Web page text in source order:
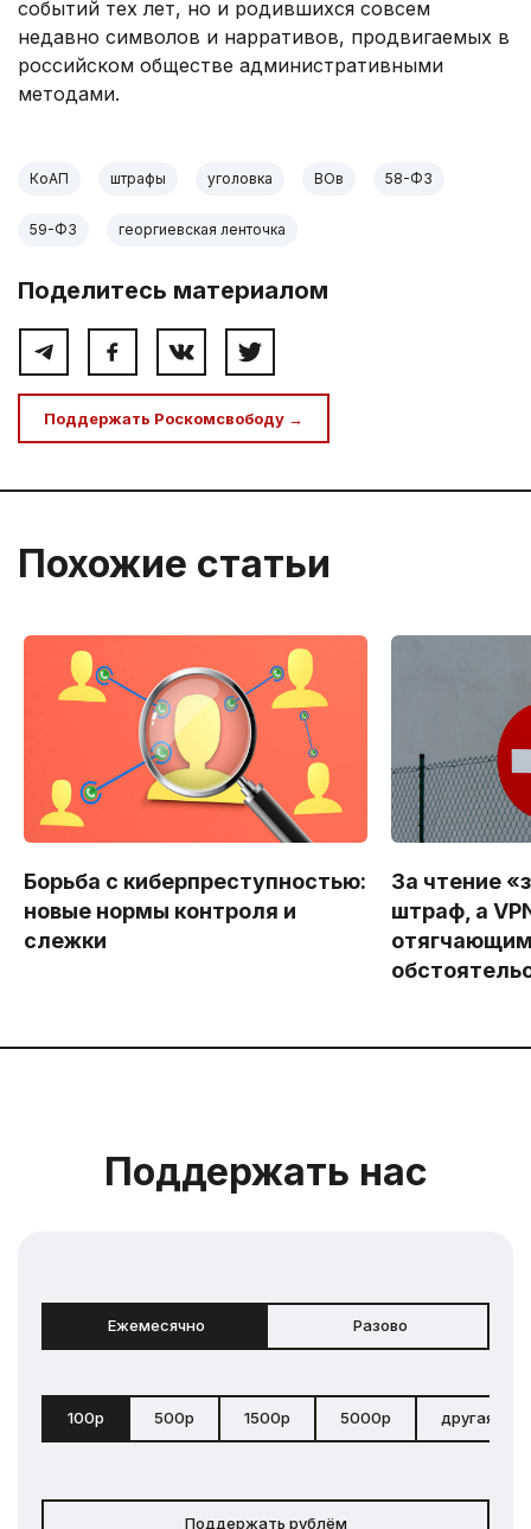
событий тех лет, но и родившихся совсем
недавно символов и нарративов, продвигаемых в
российском обществе административными
методами.
КоАП штрафы уголовка ВОв 58-ФЗ
59-ФЗ георгиевская ленточка
Поделитесь материалом
Поддержать Роскомсвободу →
Похожие статьи
Борьба с киберпреступностью:
новые нормы контроля и
слежки
За чтение
штраф, а
Поддержать нас
Ежемесячно Разово
100р 500р 1500р 5000р другая
Поддержать рублём